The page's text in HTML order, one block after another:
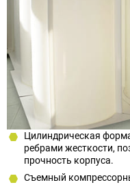
Цилиндрическая
ребрами жесткости,
прочность корпуса.
Съемный